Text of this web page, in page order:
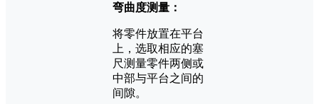
弯曲度测量：
将零件放置在平台
上，选取相应的塞
尺测量零件两侧或
中部与平台之间的
间隙。